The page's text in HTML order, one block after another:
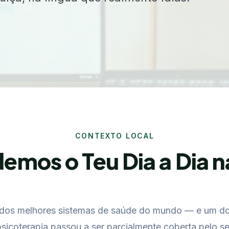
CONTEXTO LOCAL
o Teu Dia a Dia
melhores sistemas de saúde do mundo — e um
passou a ser parcialmente coberta pelo